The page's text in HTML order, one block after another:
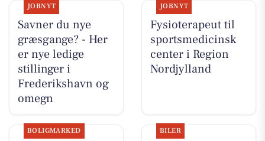
JOBNYT
Savner du nye
græsgange? - Her
er nye ledige
stillinger i
Frederikshavn og
omegn
JOBNYT
Fysioterapeut til
sportsmedicinsk
center i Region
Nordjylland
BOLIGMARKED BILER